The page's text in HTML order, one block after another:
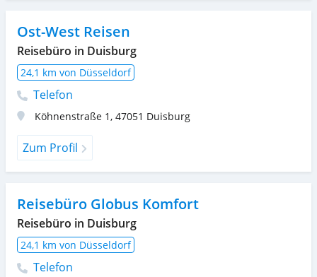
Ost-West Reisen
Reisebüro in Duisburg
24,1 km von Düsseldorf
Telefon
Köhnenstraße 1 , 47051 Duisburg
Zum Profil
Reisebüro Globus Komfort
Reisebüro in Duisburg
24,1 km von Düsseldorf
Telefon